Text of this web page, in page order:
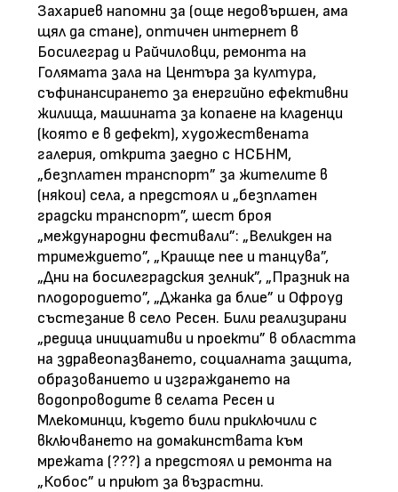
Захариев напомни за (още недовършен, ама
щял да стане), оптичен интернет в
Босилеград и Райчиловци, ремонта на
Голямата зала на Центъра за култура,
съфинансирането за енергийно ефективни
жилища, машината за копаене на кладенци
(която е в дефект), художествената
галерия, открита заедно с НСБНМ,
„безплатен транспорт” за жителите в
(някои) села, а предстоял и „безплатен
градски транспорт”, шест броя
„международни фестивали”: „Великден на
тримеждието”, „Краище пее и танцува”,
„Дни на босилеградския зелник”, „Празник на
плодородието”, „Джанка да блие” и Офроуд
състезание в село Ресен. Били реализирани
„редица инициативи и проекти” в областта
на здравеопазването, социалната защита,
образованието и изграждането на
водопроводите в селата Ресен и
Млекоминци, където били приключили с
включването на домакинствата към
мрежата (???) а предстоял и ремонта на
„Кобос” и приют за възрастни.